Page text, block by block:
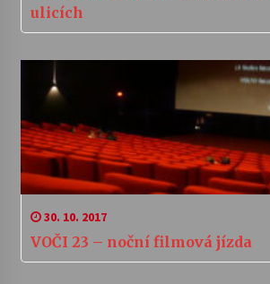
ulicích
30. 10. 2017
VOČI 23 – noční filmová jízda